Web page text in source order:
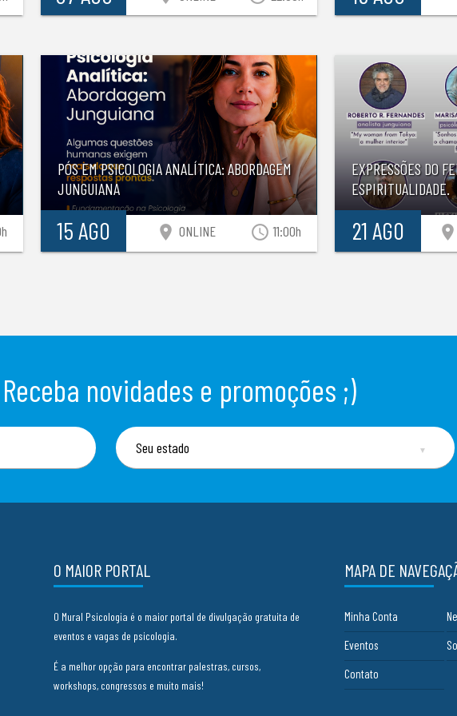
PÓS EM PSICOLOGIA ANALÍTICA: ABORDAGEM
JUNGUIANA
15 AGO location_on ONLINE access_time 11:00h
EXPRESSÕES DO
ESPIRITUALIDADE.
21 AGO location_on
Receba novidades e promoções ;)
▼
O MAIOR PORTAL
O Mural Psicologia é o maior portal de divulgação gratuita de
eventos e vagas de psicologia.
É a melhor opção para encontrar palestras, cursos,
workshops, congressos e muito mais!
MAPA DE
Minha Conta
Eventos
Contato